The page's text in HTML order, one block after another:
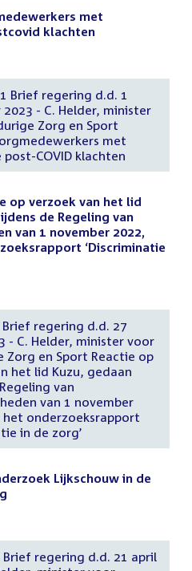
met
klachten
Brief regering d.d. 1
- C. Helder, minister
Zorg en Sport
met
COVID klachten
op verzoek van het lid
de Regeling van
van 1 november 2022,
‘Discriminatie
regering d.d. 27
- C. Helder, minister voor
Zorg en Sport Reactie op
het lid Kuzu, gedaan
van
van 1 november
het onderzoeksrapport
in de zorg’
Lijkschouw in de
Brief regering d.d. 21 april